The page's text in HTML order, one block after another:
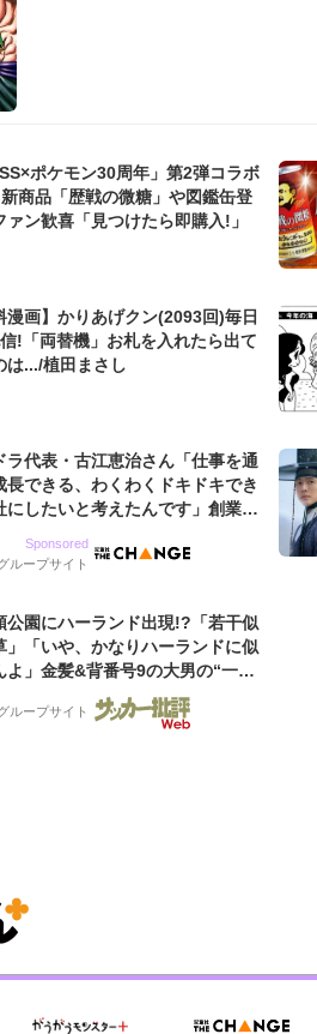
ポケモン30周年」第2弾コラボ
商品「歴戦の微糖」や図鑑缶登
ァン歓喜「見つけたら即購入!」
漫画】かりあげクン(2093回)毎日
!「両替機」お札を入れたら出て
は.../植田まさし
ラ代表・古江恵治さん「仕事を通
長できる、わくわくドキドキでき
にしたいと考えたんです」創業来
のアイデンティティ
Sponsored
ループサイト
公園にハーランド出現!?「若干似
」「いや、かなりハーランドに似
よ」金髪&背番号9の大男の“一人
ング・ロー”映像が話題!「元気を
た」
ループサイト